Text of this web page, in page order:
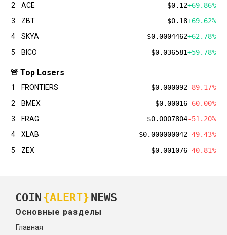
2
ACE $0.12+69.86%
3
ZBT $0.18+69.62%
4
SKYA $0.0004462+62.78%
5
BICO $0.036581+59.78%
🚨 Top Losers
1 FRONTIERS $0.000092-89.17%
2
BMEX $0.00016-60.00%
3
FRAG $0.0007804-51.20%
4
XLAB $0.000000042-49.43%
5
ZEX $0.001076-40.81%
COIN {ALERT} NEWS
Основные разделы
Главная